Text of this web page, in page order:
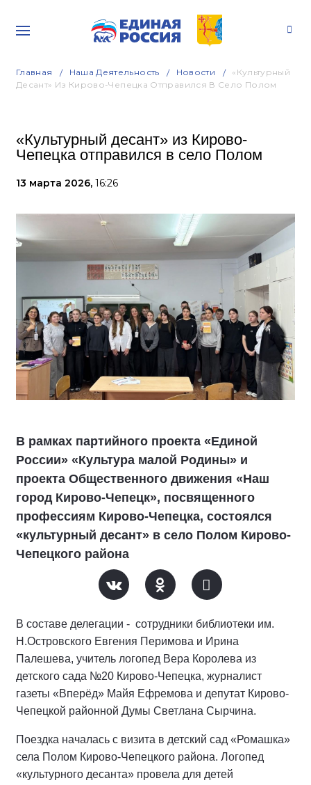
Главная Наша Деятельность Новости
«Культурный
Десант» Из Кирово-Чепецка Отправился В Село Полом
«Культурный десант» из Кирово-
Чепецка отправился в село Полом
13 марта 2026, 16:26
В рамках партийного проекта «Единой
России» «Культура малой Родины» и
проекта Общественного движения «Наш
город Кирово-Чепецк», посвященного
профессиям Кирово-Чепецка, состоялся
«культурный десант» в село Полом Кирово-
Чепецкого района
В составе делегации - сотрудники библиотеки им.
Н.Островского Евгения Перимова и Ирина
Палешева, учитель логопед Вера Королева из
детского сада №20 Кирово-Чепецка, журналист
газеты «Вперёд» Майя Ефремова и депутат Кирово-
Чепецкой районной Думы Светлана Сырчина.
Поездка началась с визита в детский сад «Ромашка»
села Полом Кирово-Чепецкого района. Логопед
«культурного десанта» провела для детей